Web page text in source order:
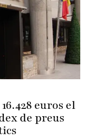
euros el
de preus